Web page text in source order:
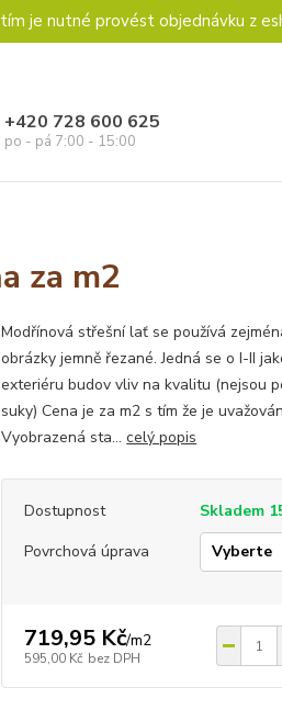
je nutné provést objednávku z
+420 728 600 625
po - pá 7:00 - 15:00
za m2
Modřínová střešní lať se používá
obrázky jemně řezané. Jedná se o I-II
exteriéru budov vliv na kvalitu (nejsou
suky) Cena je za m2 s tím že je
Vyobrazená sta...celý popis
Dostupnost
Skladem
Povrchová úprava
719,95 Kč/m2
595,00 Kč bez DPH